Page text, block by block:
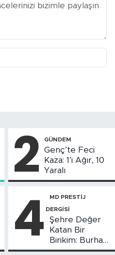
2 GÜNDEM
Genç’te Feci
Kaza: 1’i Ağır, 10
Yaralı
4 MD PRESTİJ
DERGİSİ
Şehre Değer
Katan Bir
Birikim: Burhan
Arıkız